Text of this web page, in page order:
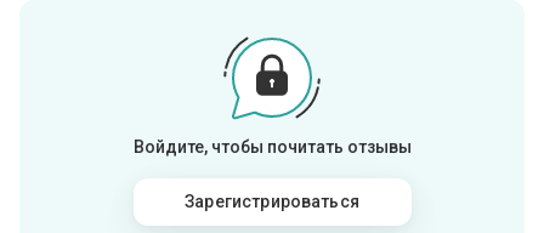
Войдите, чтобы почитать отзывы
Зарегистрироваться